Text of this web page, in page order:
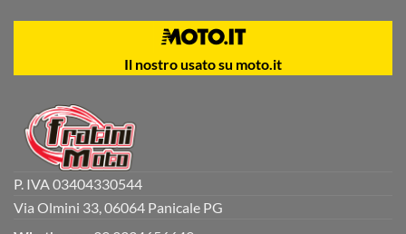
Il nostro usato su moto.it
P. IVA 03404330544
Via Olmini 33, 06064 Panicale PG